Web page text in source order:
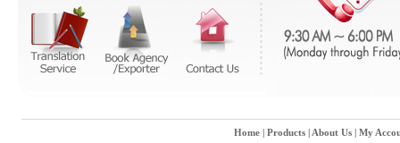
Home| Products| About Us| My